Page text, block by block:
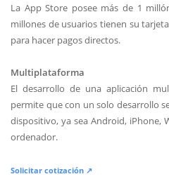
La App Store posee más de 1
millones de usuarios tienen su
para hacer pagos directos.
Multiplataforma
El desarrollo de una aplicación
permite que con un solo desarrollo
dispositivo, ya sea Android, iPhone,
ordenador.
Solicitar cotización ↗